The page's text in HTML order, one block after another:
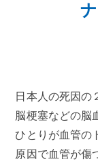
日本人の死因の
脳梗塞などの脳
ひとりが血管の
原因で血管が傷